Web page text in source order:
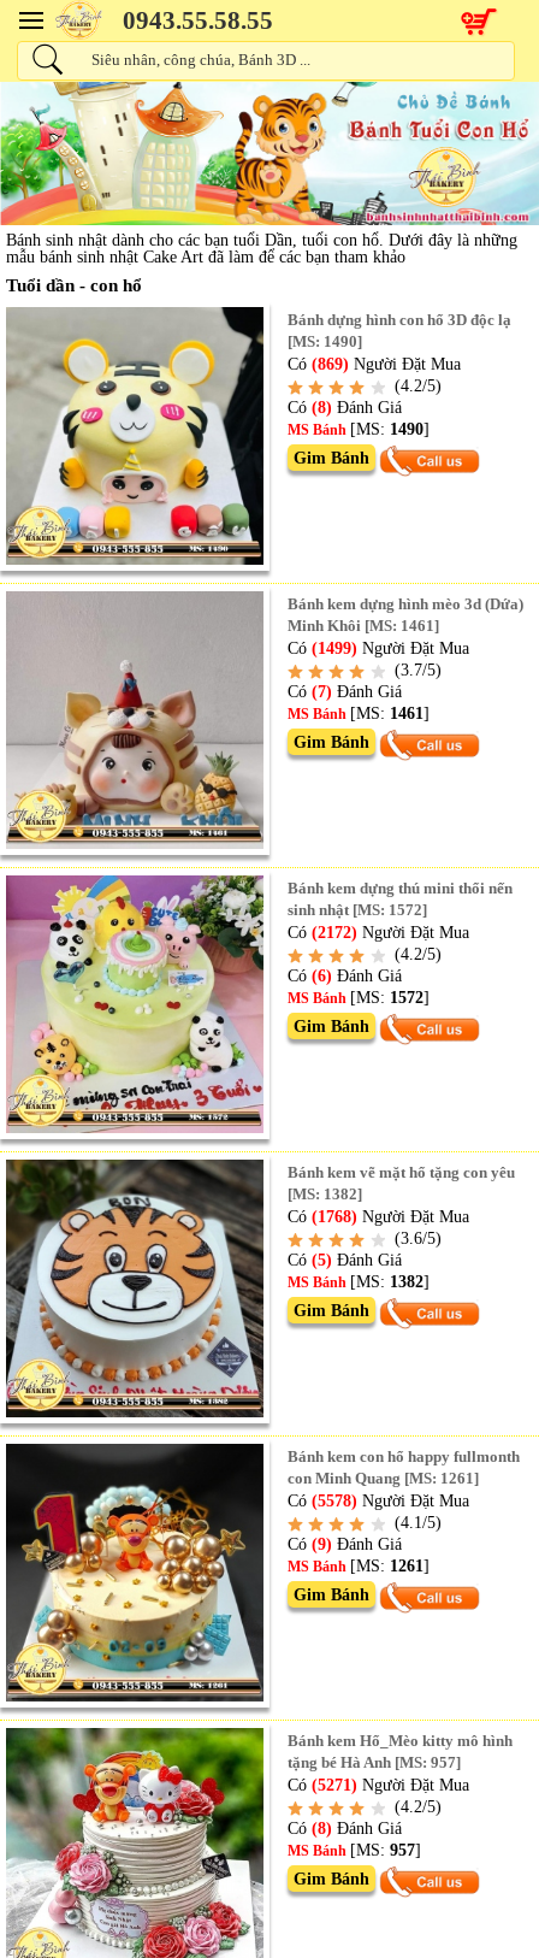
0943.55.58.55
Bánh sinh nhật dành cho các bạn tuổi Dần, tuổi con hổ. Dưới đây là những
mẫu bánh sinh nhật Cake Art đã làm để các bạn tham khảo
Tuổi dần - con hổ
Bánh dựng hình con hổ 3D độc lạ
[MS: 1490]
Có(869) Người Đặt Mua
(4.2/5)
Có (8)Đánh Giá
MS Bánh [MS: 1490]
Gim Bánh
Bánh kem dựng hình mèo 3d (Dứa)
Minh Khôi [MS: 1461]
Có(1499) Người Đặt Mua
(3.7/5)
Có (7)Đánh Giá
MS Bánh [MS: 1461]
Gim Bánh
Bánh kem dựng thú mini thổi nến
sinh nhật [MS: 1572]
Có(2172) Người Đặt Mua
(4.2/5)
Có (6)Đánh Giá
MS Bánh [MS: 1572]
Gim Bánh
Bánh kem vẽ mặt hổ tặng con yêu
[MS: 1382]
Có(1768) Người Đặt Mua
(3.6/5)
Có (5)Đánh Giá
MS Bánh [MS: 1382]
Gim Bánh
Bánh kem con hổ happy fullmonth
con Minh Quang [MS: 1261]
Có(5578) Người Đặt Mua
(4.1/5)
Có (9)Đánh Giá
MS Bánh [MS: 1261]
Gim Bánh
Bánh kem Hổ_Mèo kitty mô hình
tặng bé Hà Anh [MS: 957]
Có(5271) Người Đặt Mua
(4.2/5)
Có (8)Đánh Giá
MS Bánh [MS:957]
Gim Bánh